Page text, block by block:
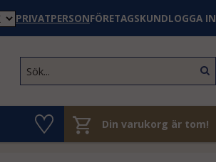
PRIVATPERSONFÖRETAGSKUNDLOGGA IN
Din varukorg är tom!